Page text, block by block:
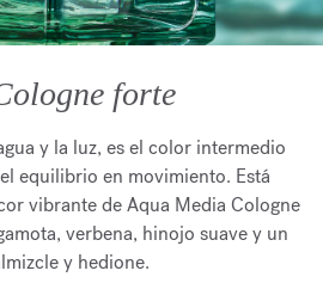
forte
y la luz, es el color intermedio
equilibrio en movimiento. Está
vibrante de Aqua Media Cologne
verbena, hinojo suave y un
y hedione.